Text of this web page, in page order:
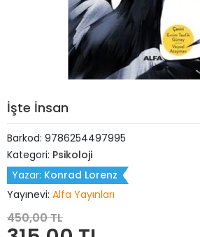
İşte İnsan
Barkod: 9786254497995
Kategori: Psikoloji
Yazar: Konrad Lorenz
Yayınevi: Alfa Yayınları
450,00 TL